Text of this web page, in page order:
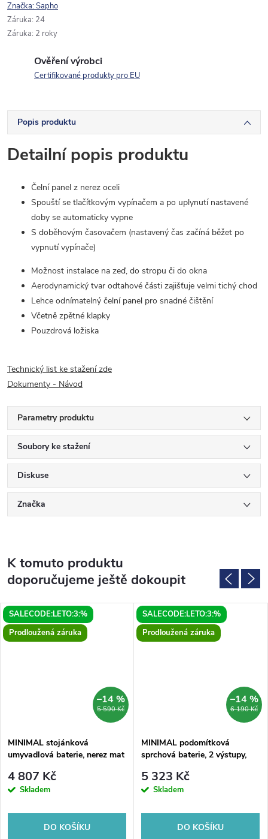
Značka:Sapho
Záruka: 24
Záruka: 2 roky
Ověření výrobci
Certifikované produkty pro EU
Popis produktu
Detailní popis produktu
Čelní panel z nerez oceli
Spouští se tlačítkovým vypínačem a po uplynutí nastavené
doby se automaticky vypne
S doběhovým časovačem (nastavený čas začíná běžet po
vypnutí vypínače)
Možnost instalace na zeď, do stropu či do okna
Aerodynamický tvar odtahové části zajišťuje velmi tichý chod
Lehce odnímatelný čelní panel pro snadné čištění
Včetně zpětné klapky
Pouzdrová ložiska
Technický list ke stažení zde
Dokumenty - Návod
Parametry produktu
Soubory ke stažení
Diskuse
Značka
K tomuto produktu
doporučujeme ještě dokoupit
SALECODE:LETO:3:%
Prodloužená záruka
5 590 Kč
–14 %
MINIMAL stojánková
umyvadlová baterie, nerez mat
4 807 Kč
Skladem
DO KOŠÍKU
SALECODE:LETO:3:%
Prodloužená záruka
6 190 Kč
–14 %
MINIMAL podomítková
sprchová baterie, 2 výstupy,
5 323 Kč
Skladem
DO KOŠÍKU